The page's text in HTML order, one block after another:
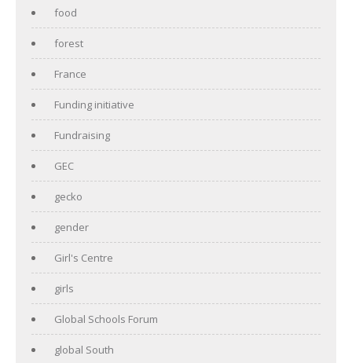
food
forest
France
Funding initiative
Fundraising
GEC
gecko
gender
Girl's Centre
girls
Global Schools Forum
global South